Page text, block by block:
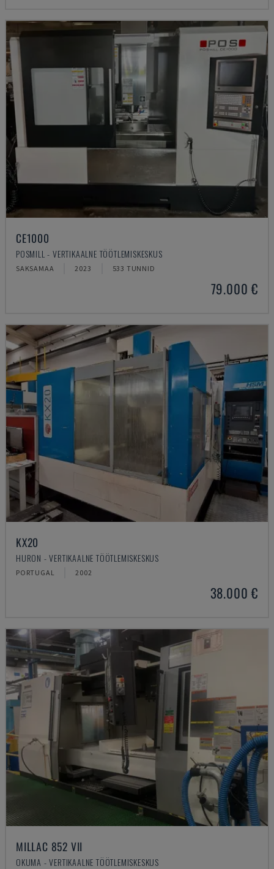
CE1000
POSMILL - VERTIKAALNE TÖÖTLEMISKESKUS
SAKSAMAA 2023 533 TUNNID
79.000 €
KX20
HURON - VERTIKAALNE TÖÖTLEMISKESKUS
PORTUGAL 2002
38.000 €
MILLAC 852 VII
OKUMA - VERTIKAALNE TÖÖTLEMISKESKUS